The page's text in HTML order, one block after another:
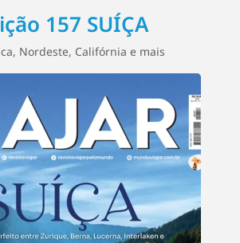
157 SUÍÇA
Nordeste, Califórnia e mais